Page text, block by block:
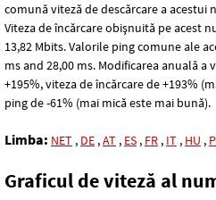
comună viteză de descărcare a acestui
Viteza de încărcare obișnuită pe acest
13,82 Mbits. Valorile ping comune ale
ms and 28,00 ms. Modificarea anuală a
+195%, viteza de încărcare de +193%
ping de -61% (mai mică este mai bună).
Limba: NET , DE ,AT , ES , FR , IT , HU ,
Graficul de viteză al